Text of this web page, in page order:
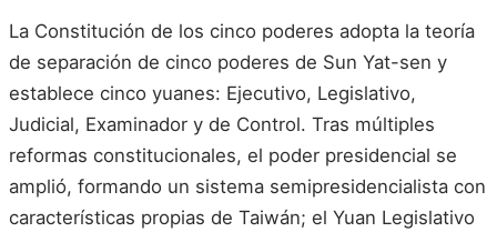
La Constitución de los cinco poderes adopta la teoría
de separación de cinco poderes de Sun Yat-sen y
establece cinco yuanes: Ejecutivo, Legislativo,
Judicial, Examinador y de Control. Tras múltiples
reformas constitucionales, el poder presidencial se
amplió, formando un sistema semipresidencialista con
características propias de Taiwán; el Yuan Legislativo